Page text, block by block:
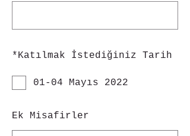
*Katılmak İstediğiniz Tarih
01-04 Mayıs 2022
Ek Misafirler